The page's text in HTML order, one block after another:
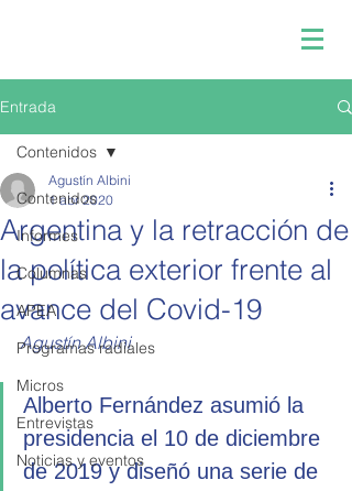
Entrada
Contenidos
Informes
Columnas
APEA
Programas radiales
Micros
Entrevistas
Noticias y eventos
Contenidos
Argentina y la retracción de
la política exterior frente al
avance del Covid-19
Agustín Albini
1 abr 2020
Agustín Albini
Alberto Fernández asumió la
presidencia el 10 de diciembre
de 2019 y diseñó una serie de